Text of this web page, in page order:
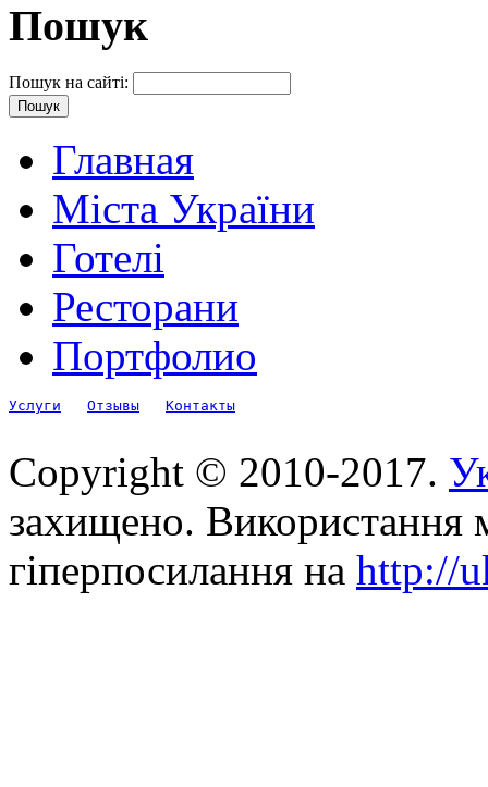
Пошук
Пошук на сайті:
Главная
Міста України
Готелі
Ресторани
Портфолио
Услуги Отзывы Контакты
Copyright © 2010-2017.
захищено. Використання
гіперпосилання на http://